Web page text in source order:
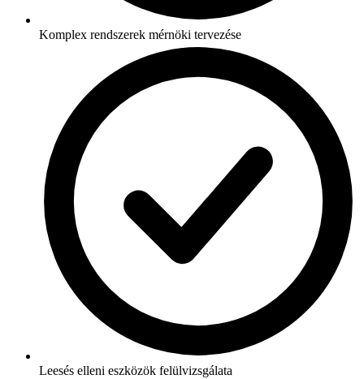
Komplex rendszerek mérnöki tervezése
Leesés elleni eszközök felülvizsgálata